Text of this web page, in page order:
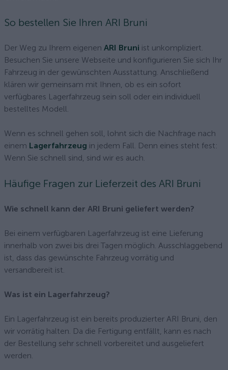
So bestellen Sie Ihren ARI Bruni
Der Weg zu Ihrem eigenen ARI Bruni ist unkompliziert.
Besuchen Sie unsere Webseite und konfigurieren Sie sich Ihr
Fahrzeug in der gewünschten Ausstattung. Anschließend
klären wir gemeinsam mit Ihnen, ob es ein sofort
verfügbares Lagerfahrzeug sein soll oder ein individuell
bestelltes Modell.
Wenn es schnell gehen soll, lohnt sich die Nachfrage nach
einem Lagerfahrzeug in jedem Fall. Denn eines steht fest:
Wenn Sie schnell sind, sind wir es auch.
Häufige Fragen zur Lieferzeit des ARI Bruni
Wie schnell kann der ARI Bruni geliefert werden?
Bei einem verfügbaren Lagerfahrzeug ist eine Lieferung
innerhalb von zwei bis drei Tagen möglich. Ausschlaggebend
ist, dass das gewünschte Fahrzeug vorrätig und
versandbereit ist.
Was ist ein Lagerfahrzeug?
Ein Lagerfahrzeug ist ein bereits produzierter ARI Bruni, den
wir vorrätig halten. Da die Fertigung entfällt, kann es nach
der Bestellung sehr schnell vorbereitet und ausgeliefert
werden.